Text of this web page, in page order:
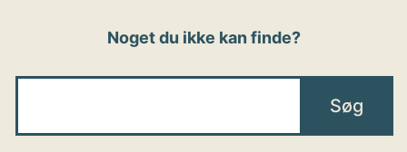
Noget du ikke kan finde?